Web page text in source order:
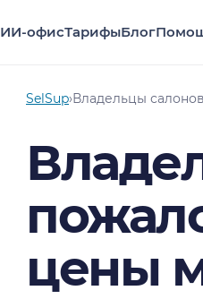
ИИ-офисТарифыБлог
SelSup›Владельцы
цены